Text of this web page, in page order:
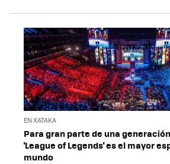
EN XATAKA
Para gran parte de una
'League of Legends' es el mayor
mundo